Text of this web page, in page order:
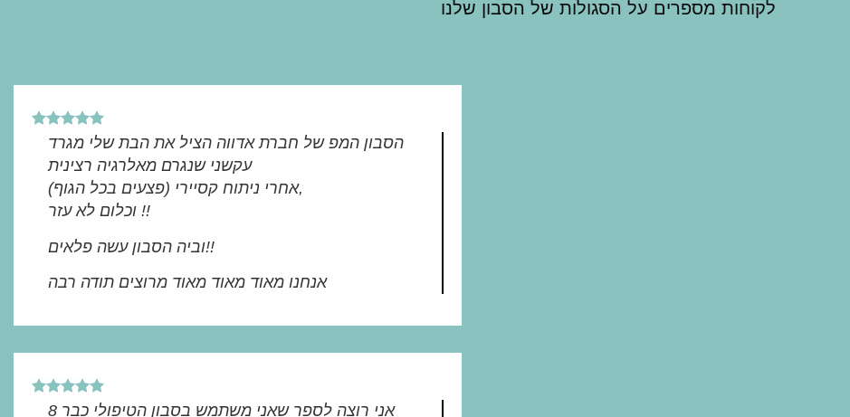
page
לקוחות מספרים על הסגולות של הסבון שלנו
הסבון המפ של חברת אדווה הציל את הבת שלי מגרד
עקשני שנגרם מאלרגיה רצינית
(פצעים בכל הגוף) אחרי ניתוח קסיירי,
וכלום לא עזר !!
וביה הסבון עשה פלאים!!
אנחנו מאוד מאוד מאוד מרוצים תודה רבה
אני רוצה לספר שאני משתמש בסבון הטיפולי כבר 8